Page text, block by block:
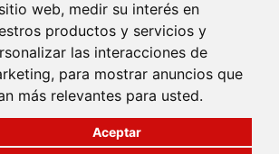
web, medir su interés en
productos y servicios y
las interacciones de
, para mostrar anuncios que
más relevantes para usted.
Aceptar
y acepto lostérminos y condiciones de uso
Quiero que me llamen